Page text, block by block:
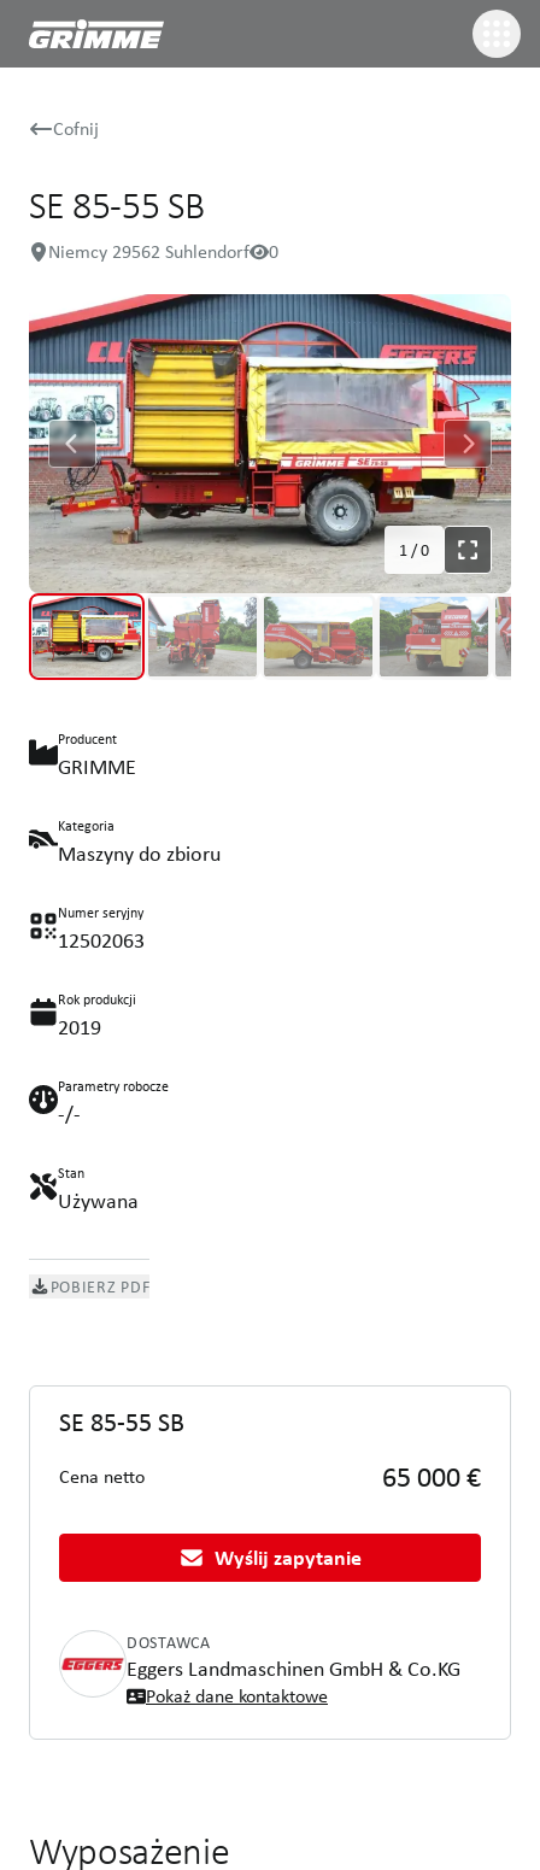
Cofnij
SE 85-55 SB
Niemcy 29562 Suhlendorf 0
1/0
Producent
GRIMME
Kategoria
Maszyny do zbioru
Numer seryjny
12502063
Rok produkcji
2019
Parametry robocze
-/-
Stan
Używana
POBIERZ PDF
SE 85-55 SB
Cena netto 65 000 €
Wyślij zapytanie
DOSTAWCA
Eggers Landmaschinen GmbH & Co.KG
Pokaż dane kontaktowe
Wyposażenie